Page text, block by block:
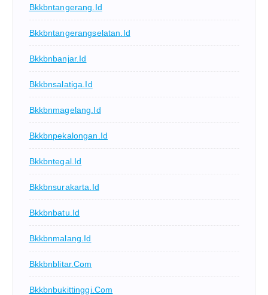
Bkkbntangerang.id
Bkkbntangerangselatan.id
Bkkbnbanjar.id
Bkkbnsalatiga.id
Bkkbnmagelang.id
Bkkbnpekalongan.id
Bkkbntegal.id
Bkkbnsurakarta.id
Bkkbnbatu.id
Bkkbnmalang.id
Bkkbnblitar.com
Bkkbnbukittinggi.com